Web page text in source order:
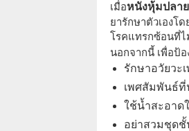
เมื่อหนังหุ้มปลา
ยารักษาตัวเองโ
โรคแทรกซ้อนที่ไ
นอกจากนี้ เพื่อป้
รักษาอวัยวะ
เพศสัมพันธ์ที่
ใช้น้ำสะอาด
อย่าสวมชุด